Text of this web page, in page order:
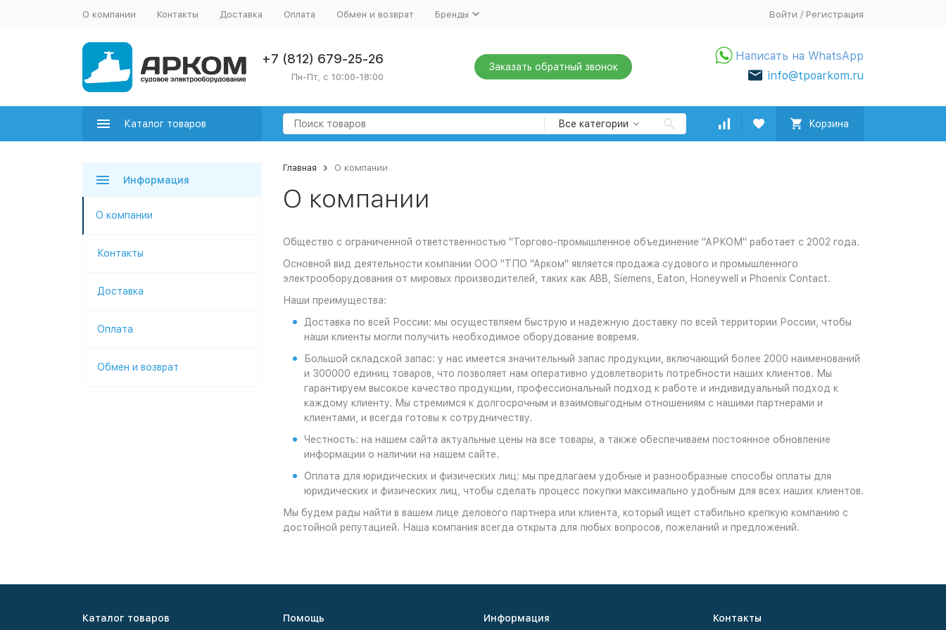
О компании Контакты Доставка Оплата Обмен и возврат Бренды Войти / Регистрация
+7 (812) 679-25-26
Пн-Пт, с 10:00-18:00
Заказать обратный звонок
Написать на WhatsApp
info@tpoarkom.ru
Каталог товаров Все категории Корзина
Главная О компании
О компании
Общество с ограниченной ответственностью "Торгово-промышленное объединение "АРКОМ" работает с 2002 года.
Основной вид деятельности компании ООО "ТПО "Арком" является продажа судового и промышленного
электрооборудования от мировых производителей, таких как ABB, Siemens, Eaton, Honeywell и Phoenix Contact.
Наши преимущества:
Доставка по всей России: мы осуществляем быструю и надежную доставку по всей территории России, чтобы
наши клиенты могли получить необходимое оборудование вовремя.
Большой складской запас: у нас имеется значительный запас продукции, включающий более 2000 наименований
и 300000 единиц товаров, что позволяет нам оперативно удовлетворить потребности наших клиентов. Мы
гарантируем высокое качество продукции, профессиональный подход к работе и индивидуальный подход к
каждому клиенту. Мы стремимся к долгосрочным и взаимовыгодным отношениям с нашими партнерами и
клиентами, и всегда готовы к сотрудничеству.
Честность: на нашем сайта актуальные цены на все товары, а также обеспечиваем постоянное обновление
информации о наличии на нашем сайте.
Оплата для юридических и физических лиц: мы предлагаем удобные и разнообразные способы оплаты для
юридических и физических лиц, чтобы сделать процесс покупки максимально удобным для всех наших клиентов.
Мы будем рады найти в вашем лице делового партнера или клиента, который ищет стабильно крепкую компанию с
достойной репутацией. Наша компания всегда открыта для любых вопросов, пожеланий и предложений.
Информация
О компании
Контакты
Доставка
Оплата
Обмен и возврат
Каталог товаров Помощь Информация Контакты